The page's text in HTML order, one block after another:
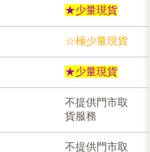
★少量現貨
☆極少量現貨
★少量現貨
不提供門市取
貨服務
不提供門市取